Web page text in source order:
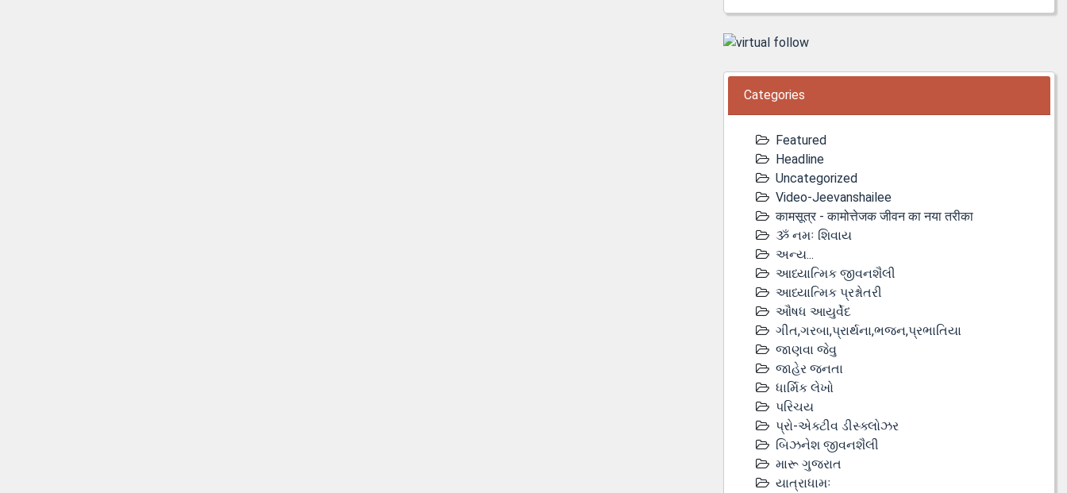
Categories
Featured
Headline
Uncategorized
Video-Jeevanshailee
कामसूत्र - कामोत्तेजक जीवन का नया तरीका
ૐ નમઃ શિવાય
અન્ય...
આધ્યાત્મિક જીવનશૈલી
આધ્યાત્મિક પ્રશ્નોતરી
ઔષધ આયુર્વેદ
ગીત,ગરબા,પ્રાર્થના,ભજન,પ્રભાતિયા
જાણવા જેવુ
જાહેર જનતા
ધાર્મિક લેખો
પરિચય
પ્રો-એક્ટીવ ડીસ્‍ક્લોઝર
બિઝનેશ જીવનશૈલી
મારૂ ગુજરાત
યાત્રાધામઃ